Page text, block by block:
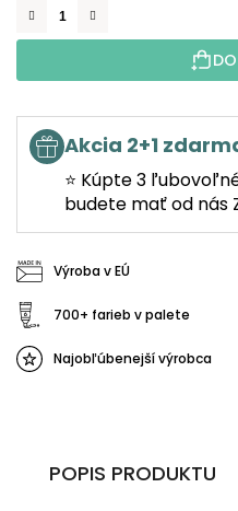
Akcia 2+1
⭐ Kúpte 3
budete mať od nás
Výroba v EÚ
700+ farieb v palete
Najobľúbenejší výrobca
POPIS PRODUKTU